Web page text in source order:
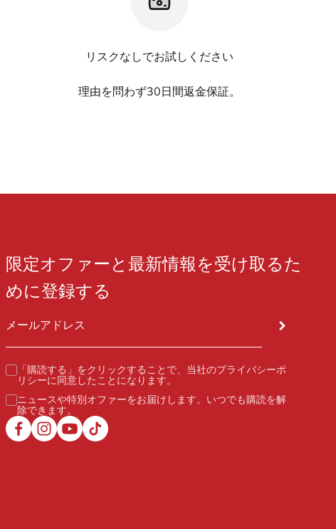
リスクなしでお試しください
理由を問わず30日間返金保証。
限定オファーと最新情報を受け取るた
めに登録する
メールアドレス 登録
「購読する」をクリックすることで、当社のプライバシーポ
リシーに同意したことになります。
ニュースや特別オファーをお届けします。いつでも購読を解
除できます。